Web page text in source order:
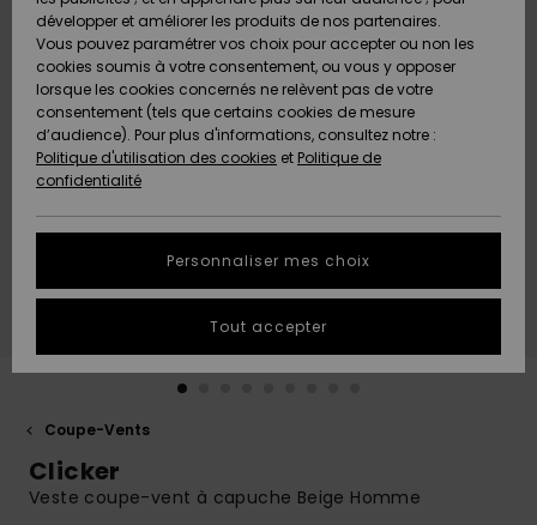
Snow
Nouveautés
A
Découvrir
Snow
Nouveautés
A
Découvrir
Communauté
A
Découvrir
Communauté
AIDE &
CONTACT
Quiksilver
Freedom
Protection
des
tailles
conversation
à votre
question.
MAGASINS
QUIKSILVER
Coupe-Vents
Clicker
Veste coupe-vent à capuche Beige Homme
développer et améliorer les produits de nos partenaires.
Vous pouvez paramétrer vos choix pour accepter ou non les
cookies soumis à votre consentement, ou vous y opposer
lorsque les cookies concernés ne relèvent pas de votre
consentement (tels que certains cookies de mesure
d’audience). Pour plus d'informations, consultez notre :
Politique d'utilisation des cookies et Politique de
confidentialité
Personnaliser mes choix
Tout accepter